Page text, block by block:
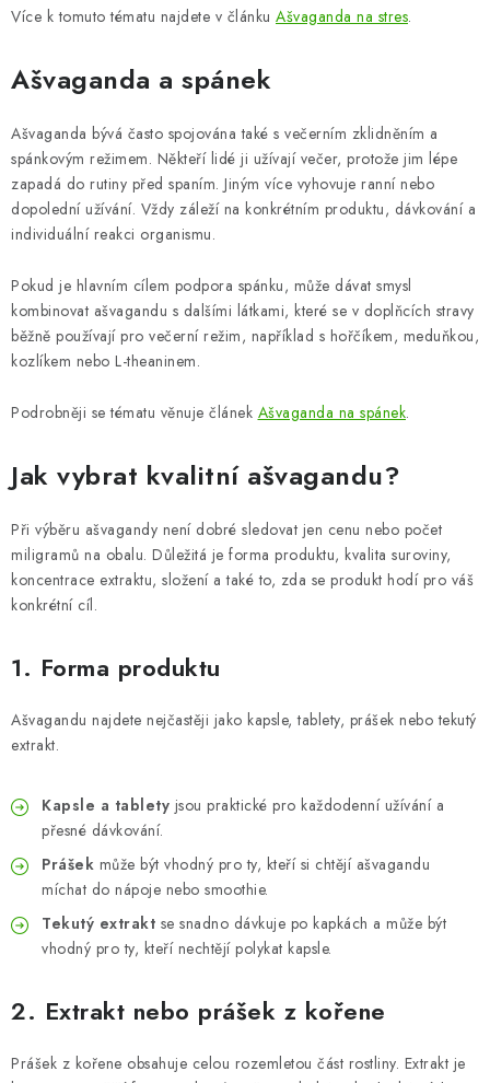
Více k tomuto tématu najdete v článku Ašvaganda na stres.
Ašvaganda a spánek
Ašvaganda bývá často spojována také s večerním zklidněním a
spánkovým režimem. Někteří lidé ji užívají večer, protože jim lépe
zapadá do rutiny před spaním. Jiným více vyhovuje ranní nebo
dopolední užívání. Vždy záleží na konkrétním produktu, dávkování a
individuální reakci organismu.
Pokud je hlavním cílem podpora spánku, může dávat smysl
kombinovat ašvagandu s dalšími látkami, které se v doplňcích stravy
běžně používají pro večerní režim, například s hořčíkem, meduňkou,
kozlíkem nebo L-theaninem.
Podrobněji se tématu věnuje článek Ašvaganda na spánek.
Jak vybrat kvalitní ašvagandu?
Při výběru ašvagandy není dobré sledovat jen cenu nebo počet
miligramů na obalu. Důležitá je forma produktu, kvalita suroviny,
koncentrace extraktu, složení a také to, zda se produkt hodí pro váš
konkrétní cíl.
1. Forma produktu
Ašvagandu najdete nejčastěji jako kapsle, tablety, prášek nebo tekutý
extrakt.
Kapsle a tablety jsou praktické pro každodenní užívání a
přesné dávkování.
Prášek může být vhodný pro ty, kteří si chtějí ašvagandu
míchat do nápoje nebo smoothie.
Tekutý extrakt se snadno dávkuje po kapkách a může být
vhodný pro ty, kteří nechtějí polykat kapsle.
2. Extrakt nebo prášek z kořene
Prášek z kořene obsahuje celou rozemletou část rostliny. Extrakt je